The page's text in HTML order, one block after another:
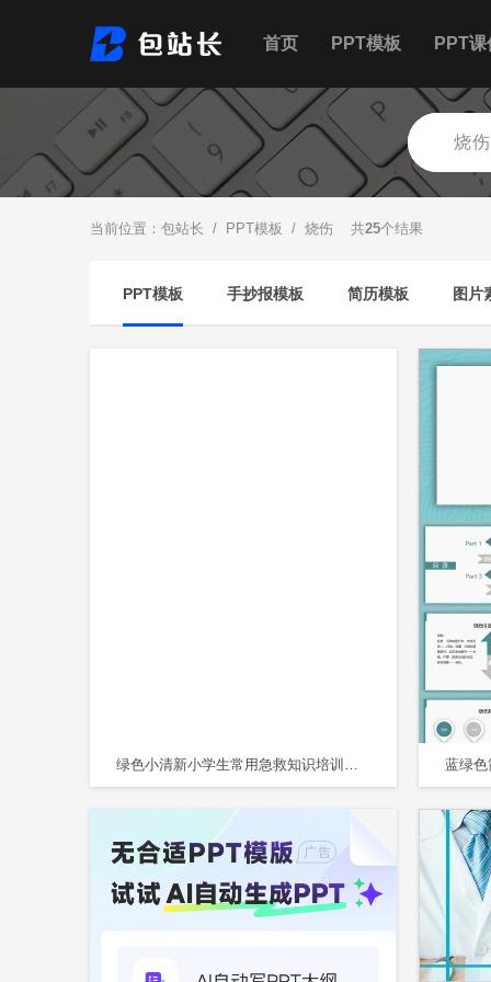
首页 PPT模板 PPT课
当前位置： 包站长 / PPT模板 / 烧伤 共25个结果
PPT模板 手抄报模板 简历模板 图片
绿色小清新小学生常用急救知识培训课件PPT模板